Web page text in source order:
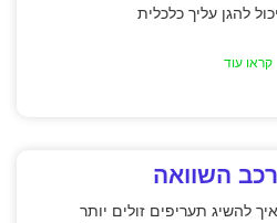
להגן עליך כלכלית
קראו עוד
השוואה
להשיג תעריפים זולים יותר